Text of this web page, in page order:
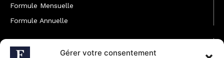
Gérer votre consentement
Formule Mensuelle
Formule Annuelle
JOINDRE L'ÉQUIPE